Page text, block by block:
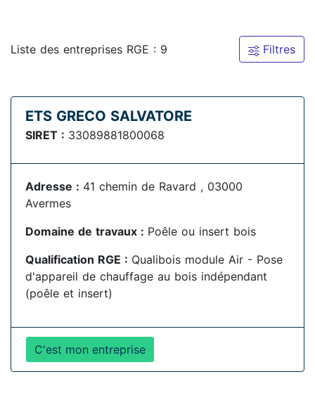
Liste des entreprises RGE : 9 Filtres
ETS GRECO SALVATORE
SIRET : 33089881800068
Adresse : 41 chemin de Ravard , 03000
Avermes
Domaine de travaux : Poêle ou insert bois
Qualification RGE : Qualibois module Air - Pose
d'appareil de chauffage au bois indépendant
(poêle et insert)
C'est mon entreprise